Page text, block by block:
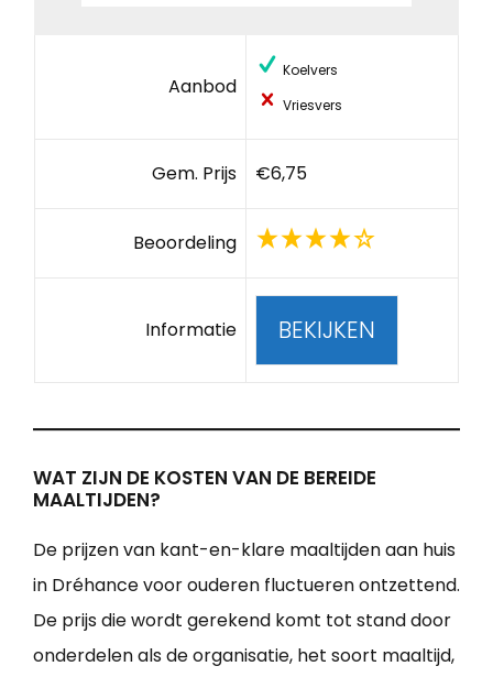
Aanbod
Koelvers
Vriesvers
Gem. Prijs €6,75
Beoordeling
Informatie BEKIJKEN
WAT ZIJN DE KOSTEN VAN DE BEREIDE
MAALTIJDEN?
De prijzen van kant-en-klare maaltijden aan huis
in Dréhance voor ouderen fluctueren ontzettend.
De prijs die wordt gerekend komt tot stand door
onderdelen als de organisatie, het soort maaltijd,